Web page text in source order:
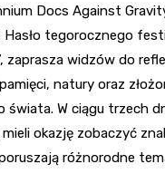
Docs Against
Hasło tegorocznego
zaprasza widzów do
natury oraz
świata. W ciągu trzech
okazję zobaczyć
różnorodne